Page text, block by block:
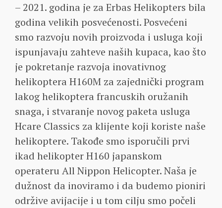
– 2021. godina je za Erbas Helikopters bila
godina velikih posvećenosti. Posvećeni
smo razvoju novih proizvoda i usluga koji
ispunjavaju zahteve naših kupaca, kao što
je pokretanje razvoja inovativnog
helikoptera H160M za zajednički program
lakog helikoptera francuskih oružanih
snaga, i stvaranje novog paketa usluga
Hcare Classics za klijente koji koriste naše
helikoptere. Takođe smo isporučili prvi
ikad helikopter H160 japanskom
operateru All Nippon Helicopter. Naša je
dužnost da inoviramo i da budemo pioniri
održive avijacije i u tom cilju smo počeli